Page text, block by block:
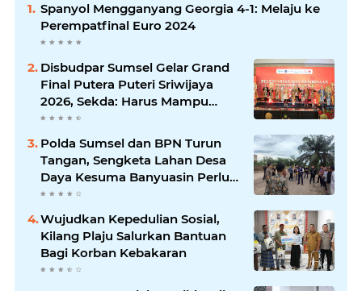
Spanyol Mengganyang Georgia 4-1: Melaju ke
Perempatfinal Euro 2024
Disbudpar Sumsel Gelar Grand
Final Putera Puteri Sriwijaya
2026, Sekda: Harus Mampu
Bawa Sumsel Go Internasional
Polda Sumsel dan BPN Turun
Tangan, Sengketa Lahan Desa
Daya Kesuma Banyuasin Perlu
Kepastian Hukum
Wujudkan Kepedulian Sosial,
Kilang Plaju Salurkan Bantuan
Bagi Korban Kebakaran